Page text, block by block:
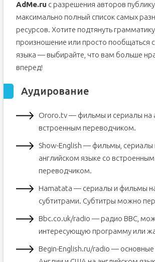
AdMe.ru с разрешения авторов
максимально полный список самых
ресурсов. Хотите подтянуть
произношение или просто пообщаться
языка — выбирайте, что вам больше
вперед!
Аудирование
Ororo.tv — фильмы и сериалы на
встроенным переводчиком.
Show-English — фильмы, сериалы
английском языке со встроенным
переводчиком.
Hamatata — сериалы и фильмы
субтитрами. Субтитры можно
Bbc.co.uk/radio — радио BBC,
интересующую программу или
Begin-English.ru/radio — основные